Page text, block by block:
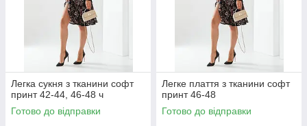
Легка сукня з тканини софт
принт 42-44, 46-48 ч
Готово до відправки
Легке плаття з тканини софт
принт 46-48
Готово до відправки